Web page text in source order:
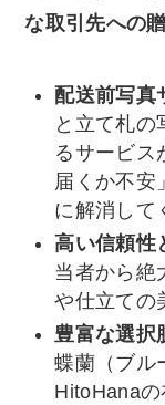
な取引先への贈
配送前写真
と立て札の
るサービス
届くか不安
に解消して
高い信頼性
当者から絶
や仕立ての
豊富な選択
蝶蘭（ブル
HitoHana